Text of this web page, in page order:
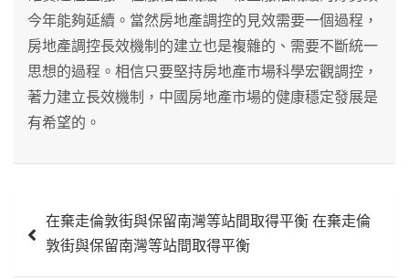
今年能夠延續。當然房地產調控的見效需要一個過程，
房地產調控長效機制的建立也是複雜的、需要不斷統一
思想的過程。相信只要堅持房地產市場科學宏觀調控，
著力建立長效機制，中國房地產市場的健康穩定發展是
有希望的。
章 在棄走倫敦街與保留南灣等站間取得平衡 在棄走倫
敦街與保留南灣等站間取得平衡